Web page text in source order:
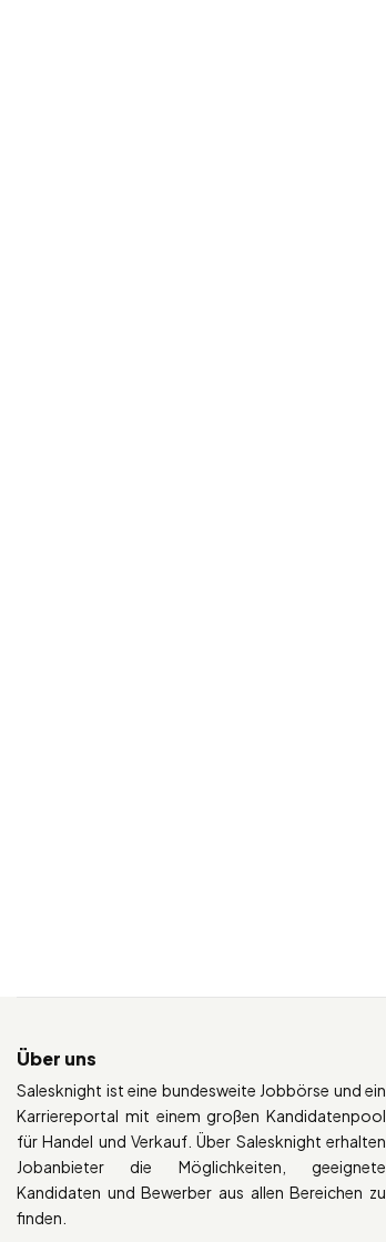
Über uns
Salesknight ist eine bundesweite Jobbörse und ein
Karriereportal mit einem großen Kandidatenpool
für Handel und Verkauf. Über Salesknight erhalten
Jobanbieter die Möglichkeiten, geeignete
Kandidaten und Bewerber aus allen Bereichen zu
finden.